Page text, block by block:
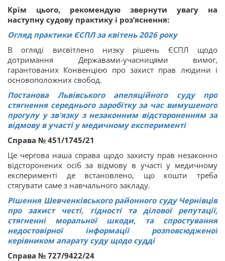
Крім цього, рекомендую звернути увагу на
наступну судову практику і роз’яснення:
Огляд практики ЄСПЛ за квітень 2026 року
В огляді висвітлено низку рішень ЄСПЛ щодо
дотримання Державами-учасницями вимог,
гарантованих Конвенцією про захист прав людини і
основоположних свобод.
Постанова Львівського апеляційного суду про
стягнення середнього заробітку за час вимушеного
прогулу у зв'язку з незаконним відстороненням за
відмову в участі у медичному експерименті
Справа № 451/1745/21
Це чергова наша справа щодо захисту прав незаконно
відсторонених осіб за відмову в участі у медичному
експерименті де встановлено, що кошти треба
стягувати саме з навчального закладу.
Рішення Шевченківського районного суду Чернівців
про захист честі, гідності та ділової репутації,
стягненні моральної шкоди, та спростування
недостовірної інформації розповсюдженої
керівником апарату суду щодо судді
Справа № 727/9422/24